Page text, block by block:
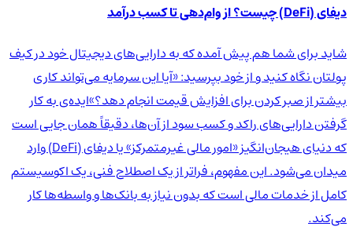
دیفای (DeFi) چیست؟ از وام‌دهی تا کسب درآمد
شاید برای شما هم پیش آمده که به دارایی‌های دیجیتال خود در کیف
پولتان نگاه کنید و از خود بپرسید: «آیا این سرمایه می‌تواند کاری
بیشتر از صبر کردن برای افزایش قیمت انجام دهد؟»ایده‌ی به کار
گرفتن دارایی‌های راکد و کسب سود از آن‌ها، دقیقاً همان جایی است
که دنیای هیجان‌انگیز «امور مالی غیرمتمرکز» یا دیفای (DeFi) وارد
میدان می‌شود. این مفهوم، فراتر از یک اصطلاح فنی، یک اکوسیستم
کامل از خدمات مالی است که بدون نیاز به بانک‌ها و واسطه‌ها کار
می‌کند.